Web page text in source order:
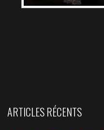
ARTICLES RÉCENTS